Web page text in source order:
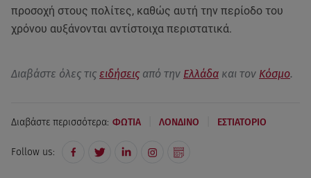
προσοχή στους πολίτες, καθώς αυτή την περίοδο του
χρόνου αυξάνονται αντίστοιχα περιστατικά.
Διαβάστε όλες τις ειδήσεις από την Ελλάδα και τον Κόσμο.
Διαβάστε περισσότερα: ΦΩΤΙΑ ΛΟΝΔΙΝΟ ΕΣΤΙΑΤΟΡΙΟ
Follow us: